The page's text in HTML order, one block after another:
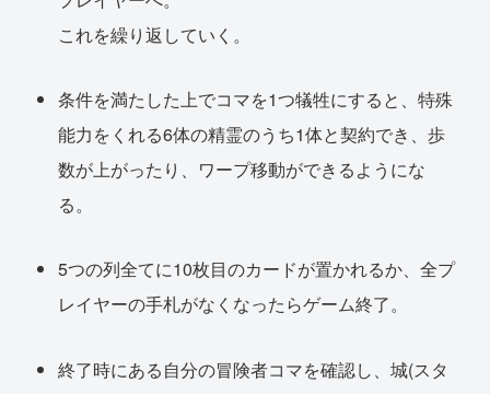
これを繰り返していく。
条件を満たした上でコマを1つ犠牲にすると、特殊
能力をくれる6体の精霊のうち1体と契約でき、歩
数が上がったり、ワープ移動ができるようにな
る。
5つの列全てに10枚目のカードが置かれるか、全プ
レイヤーの手札がなくなったらゲーム終了。
終了時にある自分の冒険者コマを確認し、城(スタ